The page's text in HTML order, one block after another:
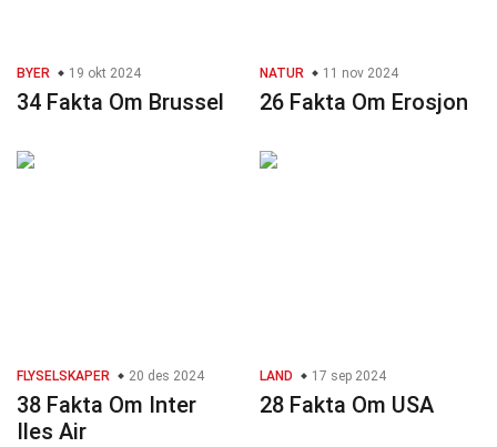
BYER 19 okt 2024
34 Fakta Om Brussel
NATUR 11 nov 2024
26 Fakta Om Erosjon
FLYSELSKAPER 20 des 2024
38 Fakta Om Inter
Iles Air
LAND 17 sep 2024
28 Fakta Om USA